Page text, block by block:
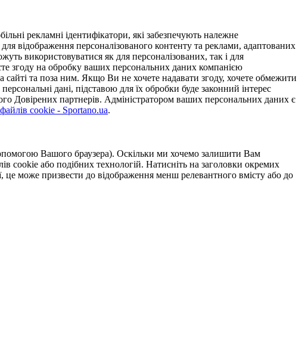
рекламні ідентифікатори, які забезпечують належне
відображення персоналізованого контенту та реклами, адаптованих
використовуватися як для персоналізованих, так і для
згоду на обробку ваших персональних даних компанією
та поза ним. Якщо Ви не хочете надавати згоду, хочете обмежити
дані, підставою для їх обробки буде законний інтерес
Довірених партнерів. Адміністратором ваших персональних даних є
cookie - Sportano.ua.
Вашого браузера). Оскільки ми хочемо залишити Вам
cookie або подібних технологій. Натисніть на заголовки окремих
це може призвести до відображення менш релевантного вмісту або до